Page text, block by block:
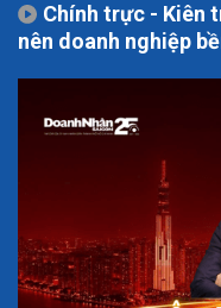
Chính trực - Kiên
nên doanh nghiệp